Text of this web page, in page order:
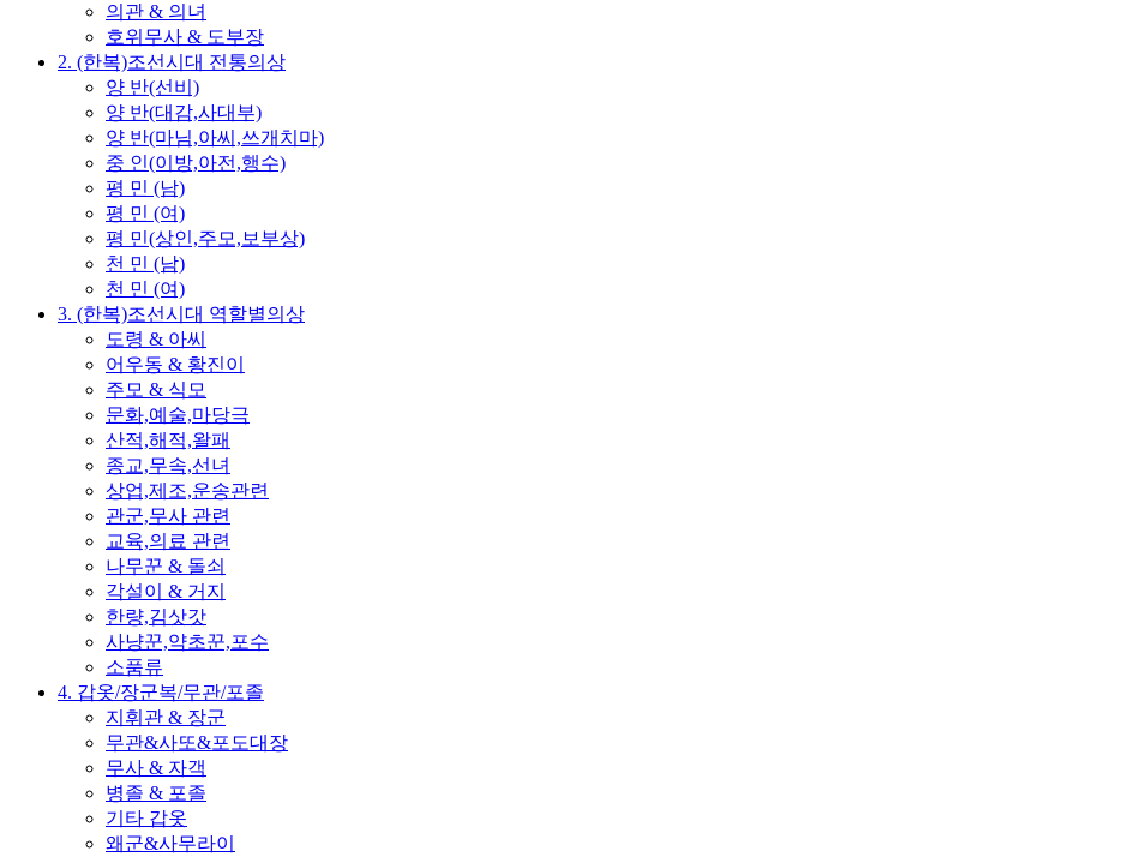
의관 & 의녀
호위무사 & 도부장
2. (한복)조선시대 전통의상
양 반(선비)
양 반(대감,사대부)
양 반(마님,아씨,쓰개치마)
중 인(이방,아전,행수)
평 민 (남)
평 민 (여)
평 민(상인,주모,보부상)
천 민 (남)
천 민 (여)
3. (한복)조선시대 역할별의상
도령 & 아씨
어우동 & 황진이
주모 & 식모
문화,예술,마당극
산적,해적,왈패
종교,무속,선녀
상업,제조,운송관련
관군,무사 관련
교육,의료 관련
나무꾼 & 돌쇠
각설이 & 거지
한량,김삿갓
사냥꾼,약초꾼,포수
소품류
4. 갑옷/장군복/무관/포졸
지휘관 & 장군
무관&사또&포도대장
무사 & 자객
병졸 & 포졸
기타 갑옷
왜군&사무라이